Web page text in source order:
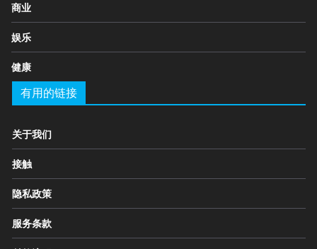
商业
娱乐
健康
有用的链接
关于我们
接触
隐私政策
服务条款